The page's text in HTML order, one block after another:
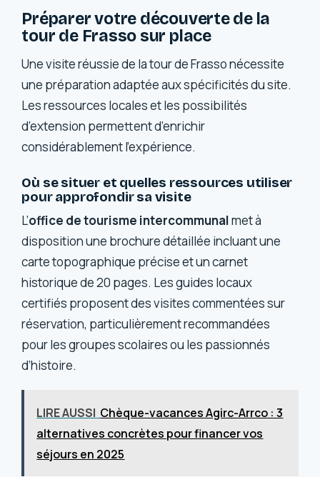
Préparer votre découverte de la
tour de Frasso sur place
Une visite réussie de la tour de Frasso nécessite
une préparation adaptée aux spécificités du site.
Les ressources locales et les possibilités
d’extension permettent d’enrichir
considérablement l’expérience.
Où se situer et quelles ressources utiliser
pour approfondir sa visite
L’office de tourisme intercommunalmet à
disposition une brochure détaillée incluant une
carte topographique précise et un carnet
historique de 20 pages. Les guides locaux
certifiés proposent des visites commentées sur
réservation, particulièrement recommandées
pour les groupes scolaires ou les passionnés
d’histoire.
LIRE AUSSI Chèque-vacances Agirc-Arrco : 3
alternatives concrètes pour financer vos
séjours en 2025